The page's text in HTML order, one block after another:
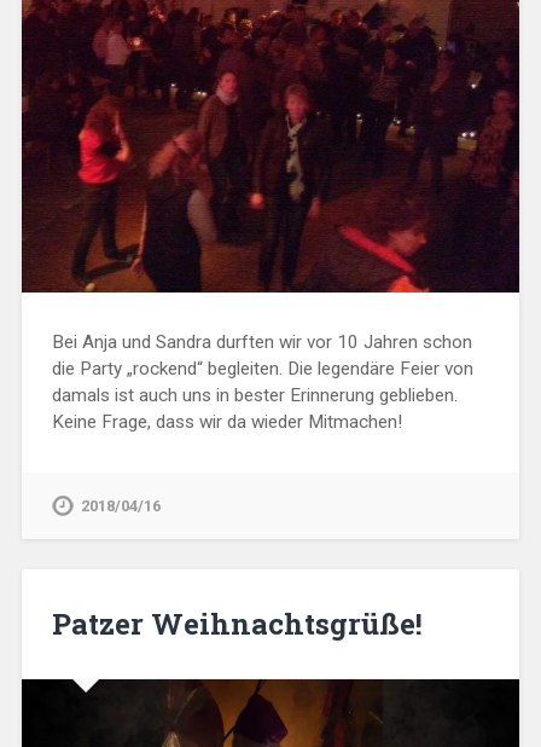
Bei Anja und Sandra durften wir vor 10 Jahren schon
die Party „rockend“ begleiten. Die legendäre Feier von
damals ist auch uns in bester Erinnerung geblieben.
Keine Frage, dass wir da wieder Mitmachen!
2018/04/16
Patzer Weihnachtsgrüße!